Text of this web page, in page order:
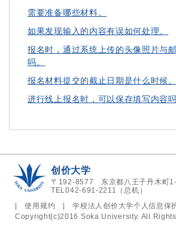
需要准备哪些材料。
如果发现输入的内容有误如何处理。
报名时，通过系统上传的头像照片与
吗。
报名材料提交的截止日期是什么时候。
进行线上报名时，可以保存填写内容
创价大学
〒192-8577 东京都八王子丹木町
TEL042-691-2211（总机）
|使用规约 |学校法人创价大学个人信息保
Copyright(c)2016 Soka University. All